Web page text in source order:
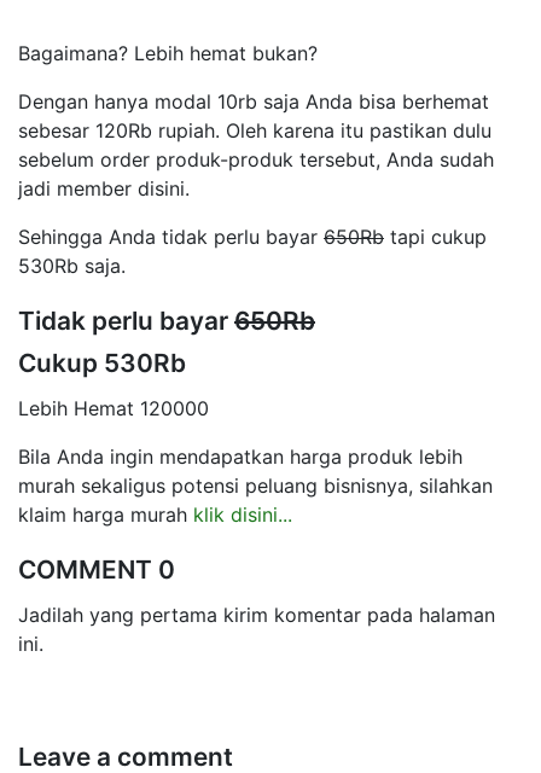
Bagaimana? Lebih hemat bukan?
Dengan hanya modal 10rb saja Anda bisa berhemat
sebesar 120Rb rupiah. Oleh karena itu pastikan dulu
sebelum order produk-produk tersebut, Anda sudah
jadi member disini.
Sehingga Anda tidak perlu bayar 650Rb tapi cukup
530Rb saja.
Tidak perlu bayar 650Rb
Cukup 530Rb
Lebih Hemat 120000
Bila Anda ingin mendapatkan harga produk lebih
murah sekaligus potensi peluang bisnisnya, silahkan
klaim harga murah klik disini...
COMMENT 0
Jadilah yang pertama kirim komentar pada halaman
ini.
Leave a comment